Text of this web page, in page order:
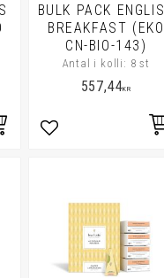
BULK PACK
BREAKFAST (EKO
CN-BIO-143)
Antal i kolli: 8 st
557,44KR
Lägg till i favoriter